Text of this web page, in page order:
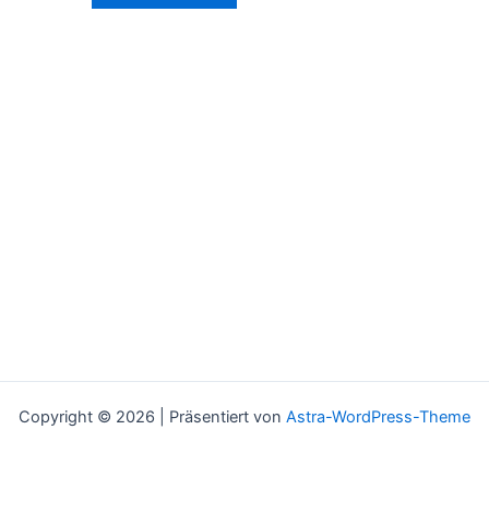
Copyright © 2026 | Präsentiert von Astra-WordPress-Theme